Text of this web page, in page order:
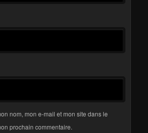
nom, mon e-mail et mon site dans le
prochain commentaire.